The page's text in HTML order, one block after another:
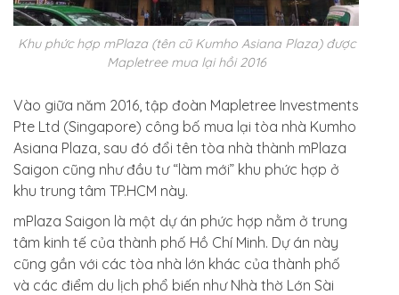
Khu phức hợp mPlaza (tên cũ Kumho Asiana Plaza) được
Mapletree mua lại hồi 2016
Vào giữa năm 2016, tập đoàn Mapletree Investments
Pte Ltd (Singapore) công bố mua lại tòa nhà Kumho
Asiana Plaza, sau đó đổi tên tòa nhà thành mPlaza
Saigon cũng như đầu tư “làm mới” khu phức hợp ở
khu trung tâm TP.HCM này.
mPlaza Saigon là một dự án phức hợp nằm ở trung
tâm kinh tế của thành phố Hồ Chí Minh. Dự án này
cũng gần với các tòa nhà lớn khác của thành phố
và các điểm du lịch phổ biến như Nhà thờ Lớn Sài